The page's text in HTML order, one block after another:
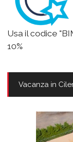
Usa il codice
10%
Vacanza in